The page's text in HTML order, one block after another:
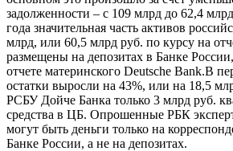
задолженности – с 109 млрд до 62,4
года значительная часть активов
млрд, или 60,5 млрд руб. по курсу на
размещены на депозитах в Банке
отчете материнского Deutsche Bank.В
остатки выросли на 43%, или на 18,5
РСБУ Дойче Банка только 3 млрд руб.
средства в ЦБ. Опрошенные РБК
могут быть деньги только на
Банке России, а не на депозитах.